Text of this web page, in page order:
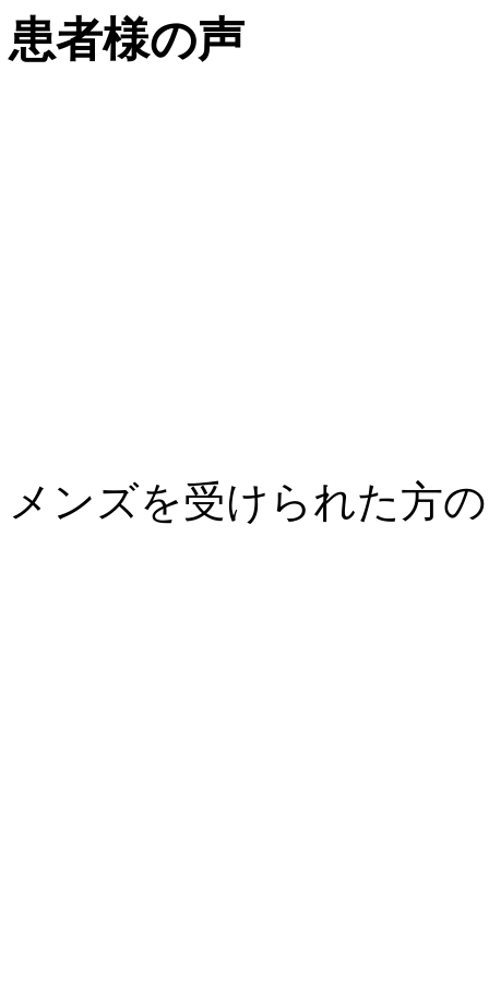
患者様の声
メンズを受けられた方